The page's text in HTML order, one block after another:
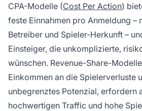
CPA-Modelle (Cost Per Action)
feste Einnahmen pro Anmeldung –
Betreiber und Spieler-Herkunft –
Einsteiger, die unkomplizierte,
wünschen. Revenue-Share-
Einkommen an die Spielerverluste
unbegrenztes Potenzial, erfordern
hochwertigen Traffic und hohe